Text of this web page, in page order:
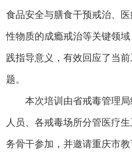
食品安全与膳食干预戒治、
性物质的成瘾戒治等关键领
践指导意义，有效回应了当
题。
本次培训由省戒毒管理局
人员、各戒毒场所分管医疗
务骨干参加，并邀请重庆市